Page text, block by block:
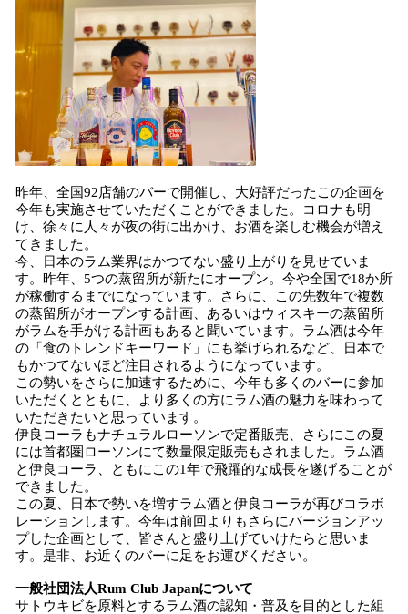
昨年、全国92店舗のバーで開催し、大好評だったこの企画を
今年も実施させていただくことができました。コロナも明
け、徐々に人々が夜の街に出かけ、お酒を楽しむ機会が増え
てきました。
今、日本のラム業界はかつてない盛り上がりを見せていま
す。昨年、5つの蒸留所が新たにオープン。今や全国で18か所
が稼働するまでになっています。さらに、この先数年で複数
の蒸留所がオープンする計画、あるいはウィスキーの蒸留所
がラムを手がける計画もあると聞いています。ラム酒は今年
の「食のトレンドキーワード」にも挙げられるなど、日本で
もかつてないほど注目されるようになっています。
この勢いをさらに加速するために、今年も多くのバーに参加
いただくとともに、より多くの方にラム酒の魅力を味わって
いただきたいと思っています。
伊良コーラもナチュラルローソンで定番販売、さらにこの夏
には首都圏ローソンにて数量限定販売もされました。ラム酒
と伊良コーラ、ともにこの1年で飛躍的な成長を遂げることが
できました。
この夏、日本で勢いを増すラム酒と伊良コーラが再びコラボ
レーションします。今年は前回よりもさらにバージョンアッ
プした企画として、皆さんと盛り上げていけたらと思いま
す。是非、お近くのバーに足をお運びください。
一般社団法人Rum Club Japanについて
サトウキビを原料とするラム酒の認知・普及を目的とした組